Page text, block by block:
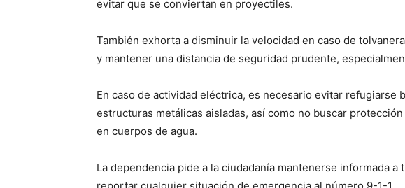
evitar que se conviertan en proyectiles.
También exhorta a disminuir la velocidad en caso de
y mantener una distancia de seguridad prudente,
En caso de actividad eléctrica, es necesario evitar refugiarse
estructuras metálicas aisladas, así como no buscar
en cuerpos de agua.
La dependencia pide a la ciudadanía mantenerse informada